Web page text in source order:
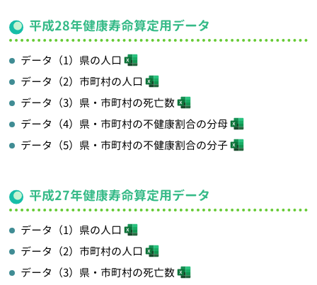
平成28年健康寿命算定用データ
データ（1）県の人口
データ（2）市町村の人口
データ（3）県・市町村の死亡数
データ（4）県・市町村の不健康割合の分母
データ（5）県・市町村の不健康割合の分子
平成27年健康寿命算定用データ
データ（1）県の人口
データ（2）市町村の人口
データ（3）県・市町村の死亡数